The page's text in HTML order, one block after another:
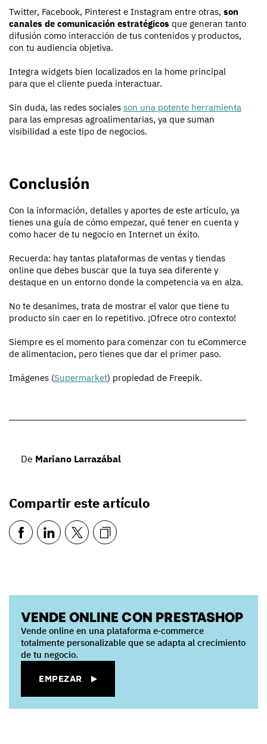
Twitter, Facebook, Pinterest e Instagram entre otras, son
canales de comunicación estratégicos que generan tanto
difusión como interacción de tus contenidos y productos,
con tu audiencia objetiva.
Integra widgets bien localizados en la home principal
para que el cliente pueda interactuar.
Sin duda, las redes sociales son una potente herramienta
para las empresas agroalimentarias, ya que suman
visibilidad a este tipo de negocios.
Conclusión
Con la información, detalles y aportes de este artículo, ya
tienes una guía de cómo empezar, qué tener en cuenta y
como hacer de tu negocio en Internet un éxito.
Recuerda: hay tantas plataformas de ventas y tiendas
online que debes buscar que la tuya sea diferente y
destaque en un entorno donde la competencia va en alza.
No te desanimes, trata de mostrar el valor que tiene tu
producto sin caer en lo repetitivo. ¡Ofrece otro contexto!
Siempre es el momento para comenzar con tu eCommerce
de alimentacion, pero tienes que dar el primer paso.
Imágenes (Supermarket) propiedad de Freepik.
De Mariano Larrazábal
Compartir este artículo
VENDE ONLINE CON PRESTASHOP
Vende online en una plataforma e‑commerce
totalmente personalizable que se adapta al crecimiento
de tu negocio.
EMPEZAR